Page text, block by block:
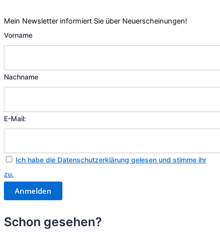
Mein Newsletter informiert Sie über Neuerscheinungen!
Vorname
Nachname
E-Mail:
Ich habe die Datenschutzerklärung gelesen und stimme ihr
zu.
Schon gesehen?